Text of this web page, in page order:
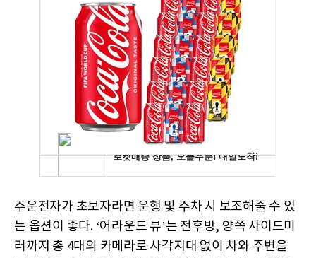
주운전자가 초보자라면 운행 및 주차 시 보조해줄 수 있
는 옵션이 좋다. ‘어라운드 뷰’는 전후방, 양쪽 사이드미
러까지 총 4대의 카메라로 사각지대 없이 차와 주변을